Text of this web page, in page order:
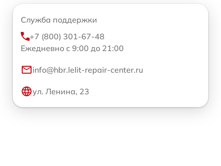
Служба поддержки
+7 (800) 301-67-48
Ежедневно с 9:00 до 21:00
info@hbr.lelit-repair-center.ru
ул. Ленина, 23